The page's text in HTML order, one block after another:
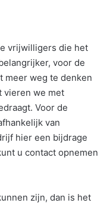
vrijwilligers die het
voor de
meer weg te denken
vieren we met
Voor de
van
hier een bijdrage
u contact opnemen
zijn, dan is het